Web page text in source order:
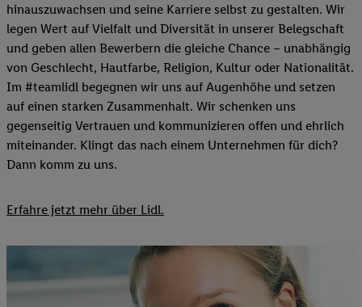
hinauszuwachsen und seine Karriere selbst zu gestalten. Wir
legen Wert auf Vielfalt und Diversität in unserer Belegschaft
und geben allen Bewerbern die gleiche Chance – unabhängig
von Geschlecht, Hautfarbe, Religion, Kultur oder Nationalität.
Im #teamlidl begegnen wir uns auf Augenhöhe und setzen
auf einen starken Zusammenhalt. Wir schenken uns
gegenseitig Vertrauen und kommunizieren offen und ehrlich
miteinander. Klingt das nach einem Unternehmen für dich?
Dann komm zu uns.​
Erfahre jetzt mehr über Lidl.